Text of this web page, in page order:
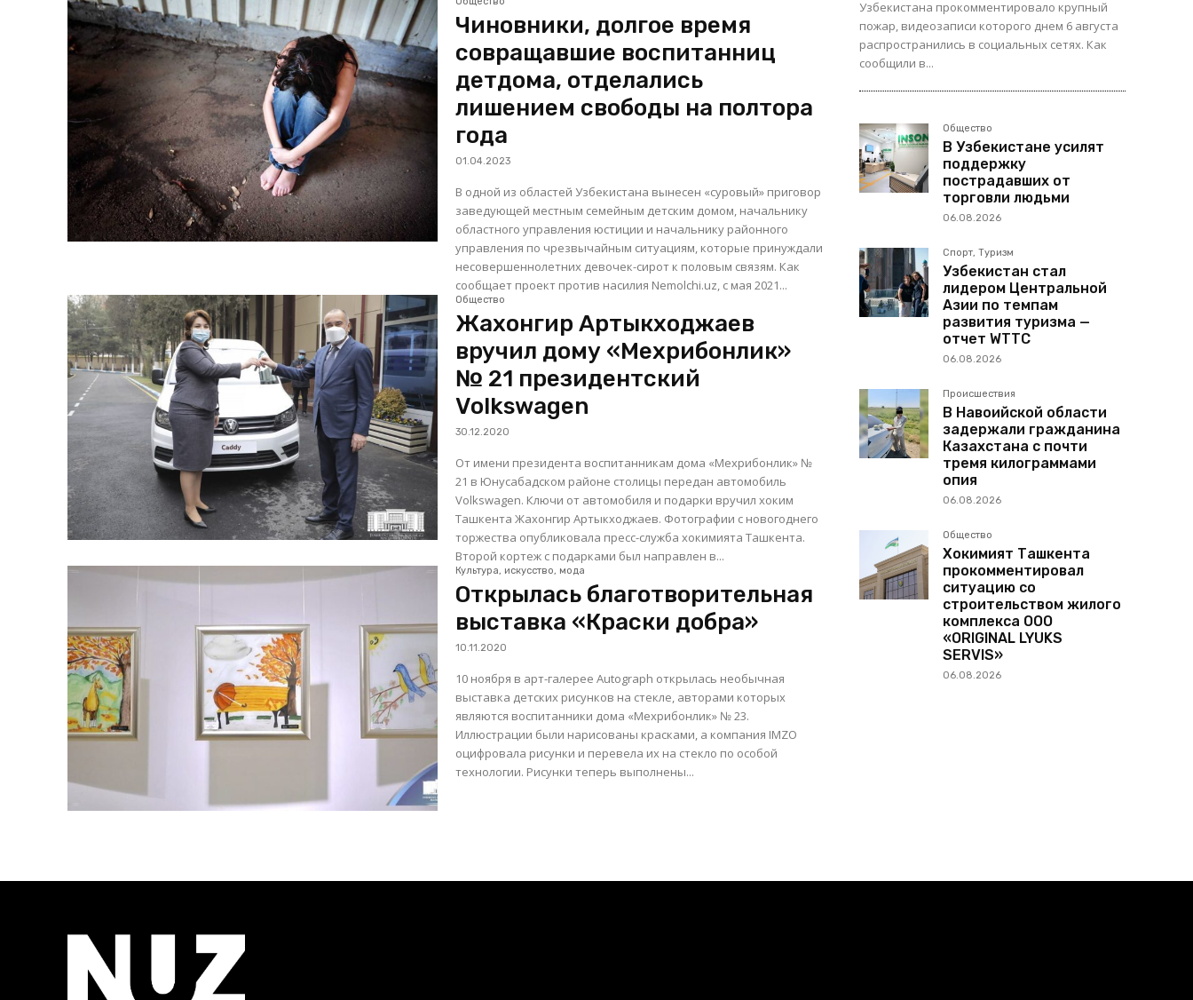
Чиновники, долгое время
совращавшие воспитанниц
детдома, отделались
лишением свободы на полтора
года
01.04.2023
В одной из областей Узбекистана вынесен «суровый» приговор
заведующей местным семейным детским домом, начальнику
областного управления юстиции и начальнику районного
управления по чрезвычайным ситуациям, которые принуждали
несовершеннолетних девочек-сирот к половым связям. Как
сообщает проект против насилия Nemolchi.uz, с мая 2021...
Общество
Жахонгир Артыкходжаев
вручил дому «Мехрибонлик»
№ 21 президентский
Volkswagen
30.12.2020
От имени президента воспитанникам дома «Мехрибонлик» №
21 в Юнусабадском районе столицы передан автомобиль
Volkswagen. Ключи от автомобиля и подарки вручил хоким
Ташкента Жахонгир Артыкходжаев. Фотографии с новогоднего
торжества опубликовала пресс-служба хокимията Ташкента.
Второй кортеж с подарками был направлен в...
Культура, искусство, мода
Открылась благотворительная
выставка «Краски добра»
10.11.2020
10 ноября в арт-галерее Autograph открылась необычная
выставка детских рисунков на стекле, авторами которых
являются воспитанники дома «Мехрибонлик» № 23.
Иллюстрации были нарисованы красками, а компания IMZO
оцифровала рисунки и перевела их на стекло по особой
технологии. Рисунки теперь выполнены...
Узбекистана прокомментировало крупный
пожар, видеозаписи которого днем 6 августа
распространились в социальных сетях. Как
сообщили в...
Общество
В Узбекистане усилят
поддержку
пострадавших от
торговли людьми
06.08.2026
Спорт, Туризм
Узбекистан стал
лидером Центральной
Азии по темпам
развития туризма —
отчет WTTC
06.08.2026
Происшествия
В Навоийской области
задержали гражданина
Казахстана с почти
тремя килограммами
опия
06.08.2026
Общество
Хокимият Ташкента
прокомментировал
ситуацию со
строительством жилого
комплекса ООО
«ORIGINAL LYUKS
SERVIS»
06.08.2026